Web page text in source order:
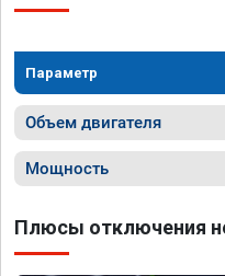
Параметр
Объем двигателя
Мощность
Плюсы отключения